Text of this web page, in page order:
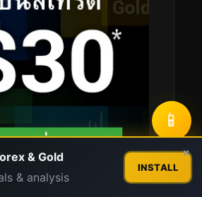
📱
& Gold
& analysis
INSTALL
×
us